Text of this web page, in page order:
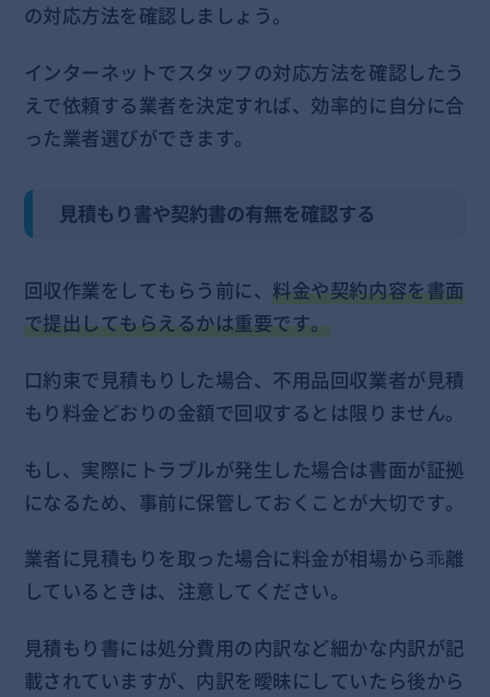
の対応方法を確認しましょう。
インターネットでスタッフの対応方法を確認したう
えで依頼する業者を決定すれば、効率的に自分に合
った業者選びができます。
見積もり書や契約書の有無を確認する
回収作業をしてもらう前に、料金や契約内容を書面
で提出してもらえるかは重要です。
口約束で見積もりした場合、不用品回収業者が見積
もり料金どおりの金額で回収するとは限りません。
もし、実際にトラブルが発生した場合は書面が証拠
になるため、事前に保管しておくことが大切です。
業者に見積もりを取った場合に料金が相場から乖離
しているときは、注意してください。
見積もり書には処分費用の内訳など細かな内訳が記
載されていますが、内訳を曖昧にしていたら後から